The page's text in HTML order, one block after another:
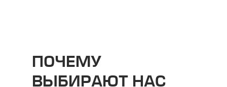
ПОЧЕМУ
ВЫБИРАЮТ НАС